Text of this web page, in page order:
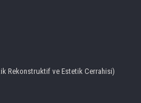
Rekonstruktif ve Estetik Cerrahisi)